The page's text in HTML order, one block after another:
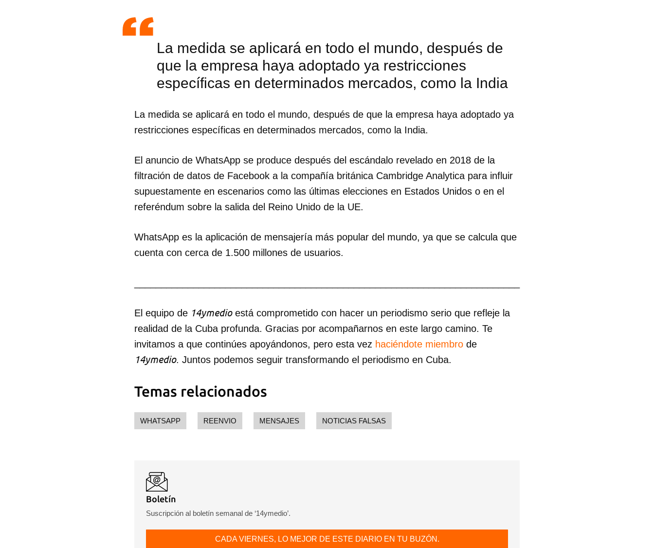
Para poder guardar como favorito, primero has de iniciar sesión con tu
cuenta de 14ymedio.
La medida se aplicará en todo el mundo, después de
que la empresa haya adoptado ya restricciones
específicas en determinados mercados, como la India
La medida se aplicará en todo el mundo, después de que la empresa haya adoptado ya
restricciones específicas en determinados mercados, como la India.
El anuncio de WhatsApp se produce después del escándalo revelado en 2018 de la
filtración de datos de Facebook a la compañía británica Cambridge Analytica para influir
supuestamente en escenarios como las últimas elecciones en Estados Unidos o en el
referéndum sobre la salida del Reino Unido de la UE.
WhatsApp es la aplicación de mensajería más popular del mundo, ya que se calcula que
cuenta con cerca de 1.500 millones de usuarios.
El equipo de 14ymedioestá comprometido con hacer un periodismo serio que refleje la
realidad de la Cuba profunda. Gracias por acompañarnos en este largo camino. Te
invitamos a que continúes apoyándonos, pero esta vez haciéndote miembro de
14ymedio. Juntos podemos seguir transformando el periodismo en Cuba.
Temas relacionados
WHATSAPP REENVIO MENSAJES NOTICIAS FALSAS
Boletín
Suscripción al boletín semanal de ‘14ymedio’.
CADA VIERNES, LO MEJOR DE ESTE DIARIO EN TU BUZÓN.